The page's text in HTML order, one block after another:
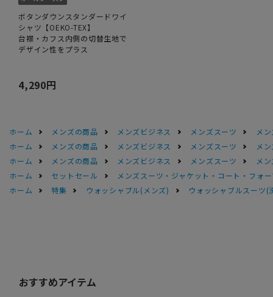
ボタンダウンスタンダードワイ
シャツ【OEKO-TEX】
台襟・カフス内側の切替生地で
デザイン性をプラス
4,290円
ホーム メンズの商品 メンズビジネス メンズスーツ
メ
ホーム
メンズの商品 メンズビジネス メンズスーツ
メ
ホーム
メンズの商品 メンズビジネス メンズスーツ
メ
ホーム
セットセール
メンズスーツ・ジャケット・コート・フォ
ホーム
特集 ウォッシャブル(メンズ) ウォッシャブルスーツ(